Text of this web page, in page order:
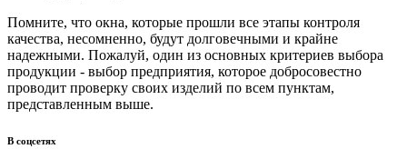
Помните, что окна, которые прошли все этапы контроля
качества, несомненно, будут долговечными и крайне
надежными. Пожалуй, один из основных критериев выбора
продукции - выбор предприятия, которое добросовестно
проводит проверку своих изделий по всем пунктам,
представленным выше.
В соцсетях